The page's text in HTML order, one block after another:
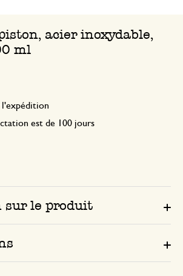
acier inoxydable,
ml
l'expédition
est de 100 jours
le produit